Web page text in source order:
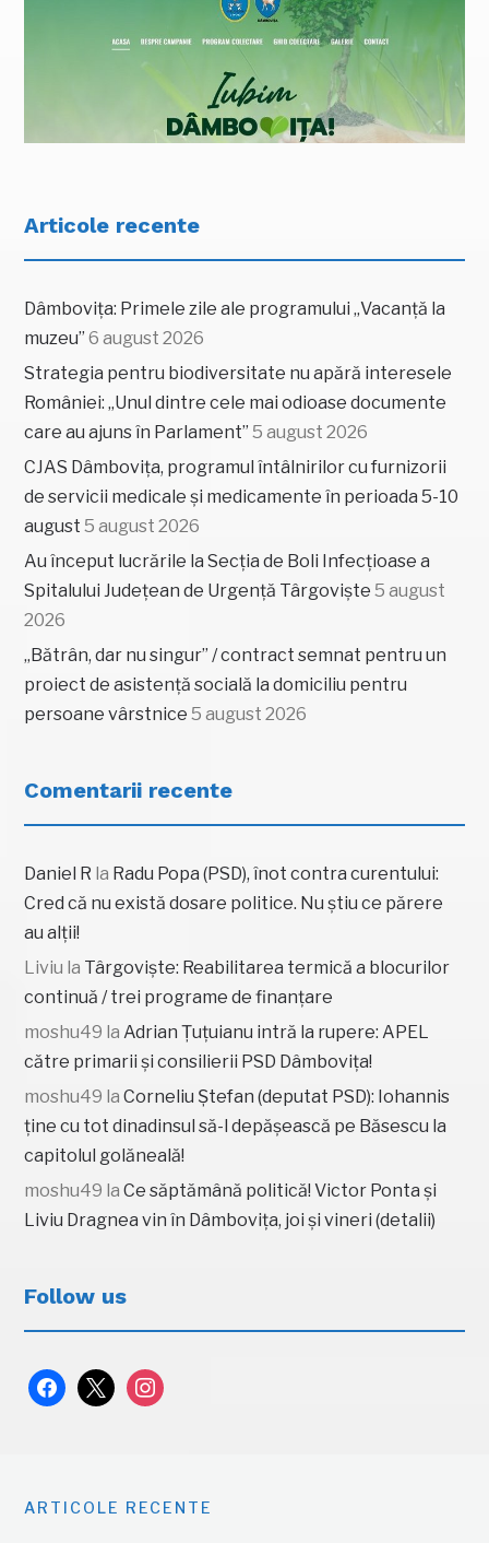
Articole recente
Dâmbovița: Primele zile ale programului „Vacanță la
muzeu” 6 august 2026
Strategia pentru biodiversitate nu apără interesele
României: „Unul dintre cele mai odioase documente
care au ajuns în Parlament” 5 august 2026
CJAS Dâmbovița, programul întâlnirilor cu furnizorii
de servicii medicale și medicamente în perioada 5-10
august 5 august 2026
Au început lucrările la Secția de Boli Infecțioase a
Spitalului Județean de Urgență Târgoviște 5 august
2026
„Bătrân, dar nu singur” / contract semnat pentru un
proiect de asistență socială la domiciliu pentru
persoane vârstnice 5 august 2026
Comentarii recente
Daniel R la Radu Popa (PSD), înot contra curentului:
Cred că nu există dosare politice. Nu știu ce părere
au alții!
Liviu la Târgoviște: Reabilitarea termică a blocurilor
continuă / trei programe de finanțare
moshu49 laAdrian Țuțuianu intră la rupere: APEL
către primarii și consilierii PSD Dâmbovița!
moshu49 laCorneliu Ștefan (deputat PSD): Iohannis
ține cu tot dinadinsul să-l depășească pe Băsescu la
capitolul golăneală!
moshu49 laCe săptămână politică! Victor Ponta și
Liviu Dragnea vin în Dâmbovița, joi și vineri (detalii)
Follow us
facebook
x instagram
ARTICOLE RECENTE